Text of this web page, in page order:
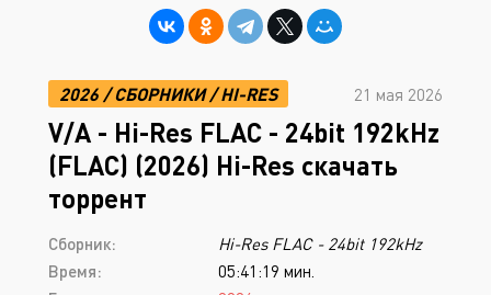
Или войти через
2026 /СБОРНИКИ/HI-RES 21 мая 2026
V/A - Hi-Res FLAC - 24bit 192kHz
(FLAC) (2026) Hi-Res скачать
торрент
Сборник:
Hi-Res FLAC - 24bit 192kHz
Время:
05:41:19 мин.